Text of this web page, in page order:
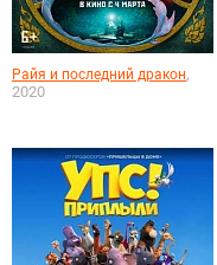
Райя и последний дракон,
2020